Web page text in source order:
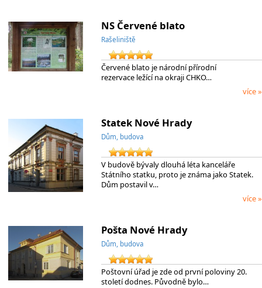
NS Červené blato
Rašeliniště
Červené blato je národní přírodní
rezervace ležící na okraji CHKO…
více »
Statek Nové Hrady
Dům, budova
V budově bývaly dlouhá léta kanceláře
Státního statku, proto je známa jako Statek.
Dům postavil v…
více »
Pošta Nové Hrady
Dům, budova
Poštovní úřad je zde od první poloviny 20.
století dodnes. Původně bylo…